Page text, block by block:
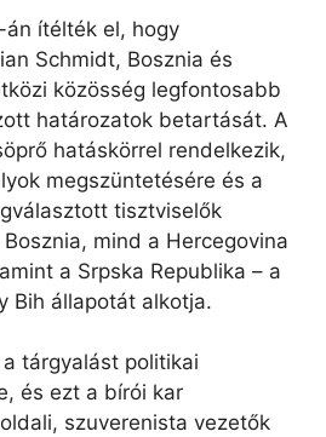
ítélték el, hogy
Schmidt, Bosznia és
közösség legfontosabb
határozatok betartását. A
hatáskörrel rendelkezik,
megszüntetésére és a
tisztviselők
mind a Hercegovina
a Srpska Republika – a
Bih állapotát alkotja.
tárgyalást politikai
és ezt a bírói kar
szuverenista vezetők